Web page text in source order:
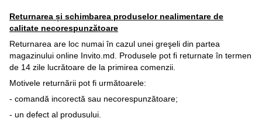
Returnarea și schimbarea produselor nealimentare de
calitate necorespunzătoare
Returnarea are loc numai în cazul unei greşeli din partea
magazinului online Invito.md. Produsele pot fi returnate în termen
de 14 zile lucrătoare de la primirea comenzii.
Motivele returnării pot fi următoarele:
- comandă incorectă sau necorespunzătoare;
- un defect al produsului.